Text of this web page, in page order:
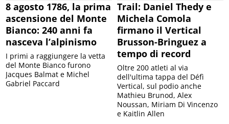
8 agosto 1786, la prima
ascensione del Monte
Bianco: 240 anni fa
nasceva l’alpinismo
I primi a raggiungere la vetta
del Monte Bianco furono
Jacques Balmat e Michel
Gabriel Paccard
Trail: Daniel Thedy e
Michela Comola
firmano il Vertical
Brusson-Bringuez a
tempo di record
Oltre 200 atleti al via
dell'ultima tappa del Défì
Vertical, sul podio anche
Mathieu Brunod, Alex
Noussan, Miriam Di Vincenzo
e Kaitlin Allen